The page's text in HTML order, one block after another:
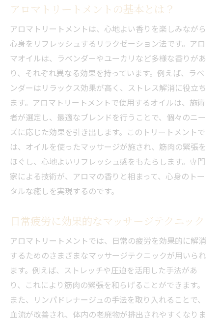
アロマトリートメントの基本とは？
アロマトリートメントは、心地よい香りを楽しみながら
心身をリフレッシュするリラクゼーション法です。アロ
マオイルは、ラベンダーやユーカリなど多様な香りがあ
り、それぞれ異なる効果を持っています。例えば、ラベ
ンダーはリラックス効果が高く、ストレス解消に役立ち
ます。アロマトリートメントで使用するオイルは、施術
者が選定し、最適なブレンドを行うことで、個々のニー
ズに応じた効果を引き出します。このトリートメントで
は、オイルを使ったマッサージが施され、筋肉の緊張を
ほぐし、心地よいリフレッシュ感をもたらします。専門
家による技術が、アロマの香りと相まって、心身のトー
タルな癒しを実現するのです。
日常疲労に効果的なマッサージテクニック
アロマトリートメントでは、日常の疲労を効果的に解消
するためのさまざまなマッサージテクニックが用いられ
ます。例えば、ストレッチや圧迫を活用した手法があ
り、これにより筋肉の緊張を和らげることができます。
また、リンパドレナージュの手法を取り入れることで、
血流が改善され、体内の老廃物が排出されやすくなりま